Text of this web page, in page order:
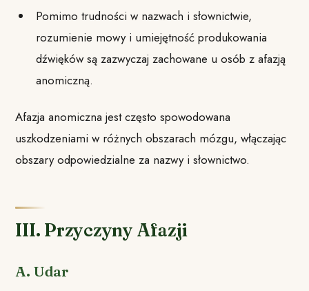
Pomimo trudności w nazwach i słownictwie,
rozumienie mowy i umiejętność produkowania
dźwięków są zazwyczaj zachowane u osób z afazją
anomiczną.
Afazja anomiczna jest często spowodowana
uszkodzeniami w różnych obszarach mózgu, włączając
obszary odpowiedzialne za nazwy i słownictwo.
III. Przyczyny Afazji
A. Udar